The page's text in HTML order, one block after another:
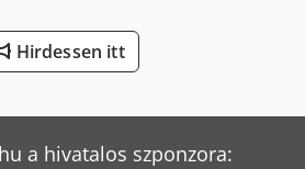
Hirdessen itt
a hivatalos szponzora: